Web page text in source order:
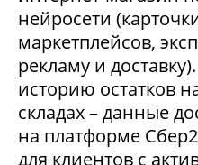
нейросети
маркетплейсов,
рекламу и
историю остатков
складах – данные
на платформе
для клиентов с